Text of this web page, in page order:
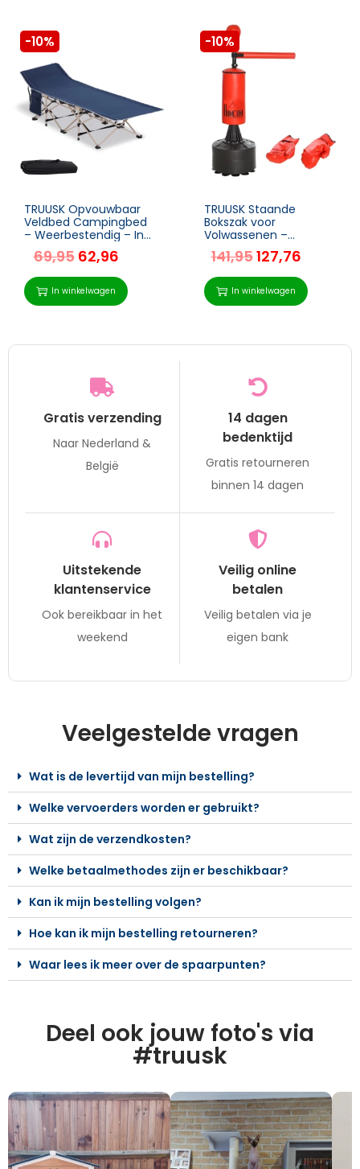
-10%
TRUUSK Opvouwbaar
Veldbed Campingbed
– Weerbestendig – Incl.
Draagkoffer – 190 cm x
68 cm x 52 cm – Blauw
69,95 62,96
In winkelwagen
-10%
TRUUSK Staande
Bokszak voor
Volwassenen –
Inclusief 12oz
Handschoenen –
Speedball – 360°
Reflexstang – Hoogte
Verstelbaar – Rood
141,95127,76
In winkelwagen
Gratis verzending
Naar Nederland &
België
14 dagen
bedenktijd
Gratis retourneren
binnen 14 dagen
Uitstekende
klantenservice
Ook bereikbaar in het
weekend
Veilig online
betalen
Veilig betalen via je
eigen bank
Veelgestelde vragen
Wat is de levertijd van mijn bestelling?
Welke vervoerders worden er gebruikt?
Wat zijn de verzendkosten?
Welke betaalmethodes zijn er beschikbaar?
Kan ik mijn bestelling volgen?
Hoe kan ik mijn bestelling retourneren?
Waar lees ik meer over de spaarpunten?
Deel ook jouw foto's via
#truusk